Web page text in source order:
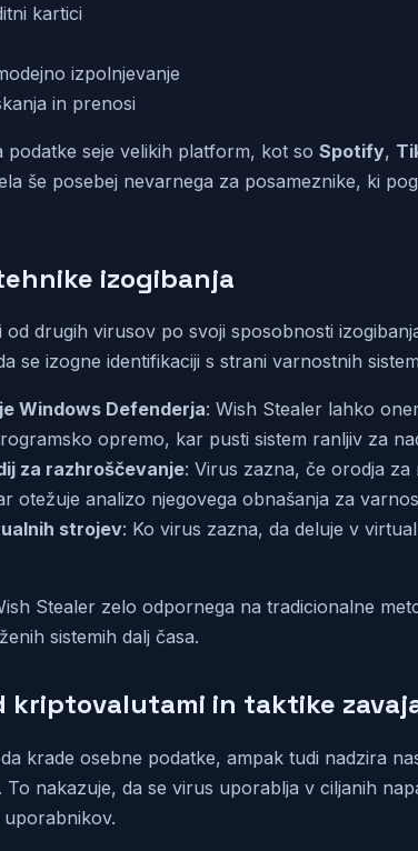
kartici
izpolnjevanje
in prenosi
podatke seje velikih platform, kot so Spotify,
še posebej nevarnega za posameznike, ki
izogibanja
od drugih virusov po svoji sposobnosti
se izogne identifikaciji s strani varnostnih
Windows Defenderja: Wish Stealer lahko
opremo, kar pusti sistem ranljiv za
za razhroščevanje: Virus zazna, če orodja
otežuje analizo njegovega obnašanja za
strojev: Ko virus zazna, da deluje v
Stealer zelo odpornega na tradicionalne
sistemih dalj časa.
kriptovalutami in taktike
krade osebne podatke, ampak tudi nadzira
To nakazuje, da se virus uporablja v ciljanih